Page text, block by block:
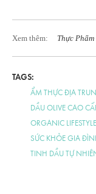
Xem thêm:
Thực
TAGS:
ẨM THỰC ĐỊA
DẦU OLIVE CAO
ORGANIC LIFESTYLE
SỨC KHỎE GIA
TINH DẦU TỰ